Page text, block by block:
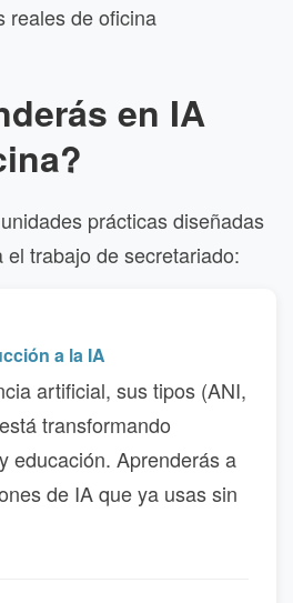
reales de oficina
en IA
prácticas diseñadas
trabajo de secretariado:
a la IA
artificial, sus tipos (ANI,
transformando
educación. Aprenderás a
de IA que ya usas sin